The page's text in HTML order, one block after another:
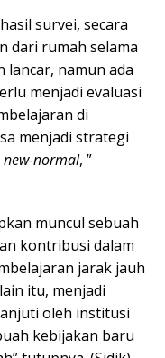
survei, secara
dari rumah selama
lancar, namun ada
menjadi evaluasi
di
menjadi strategi
new-normal, ”
muncul sebuah
kontribusi dalam
jarak jauh
itu, menjadi
oleh institusi
kebijakan baru